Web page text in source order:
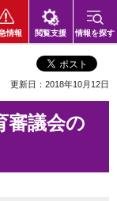
情報 閲覧支援 情報を探す
更新日：2018年10月12日
審議会の